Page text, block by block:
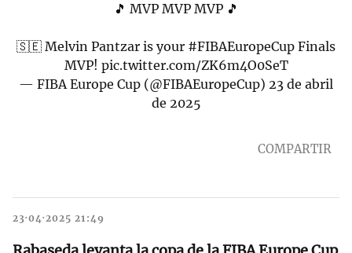
🎵 MVP MVP MVP 🎵
🇸🇪 Melvin Pantzar is your #FIBAEuropeCup Finals
MVP! pic.twitter.com/ZK6m4O0SeT
— FIBA Europe Cup (@FIBAEuropeCup) 23 de abril
de 2025
COMPARTIR
23·04·2025 21:49